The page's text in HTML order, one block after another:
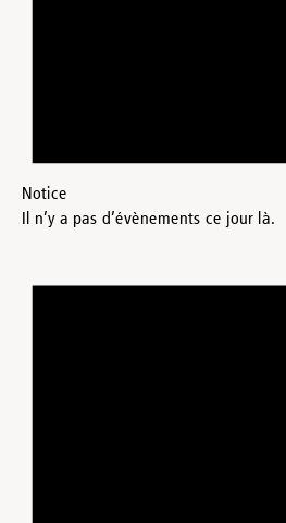
Notice
Il n’y a pas d’évènements ce jour là.